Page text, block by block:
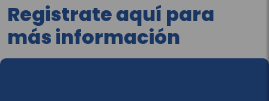
Registrate aquí para
más información